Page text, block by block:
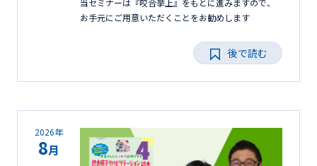
当セミナーは『咬合挙上』をもとに進みますので、
お手元にご用意いただくことをお勧めします
後で読む
2026年
8月